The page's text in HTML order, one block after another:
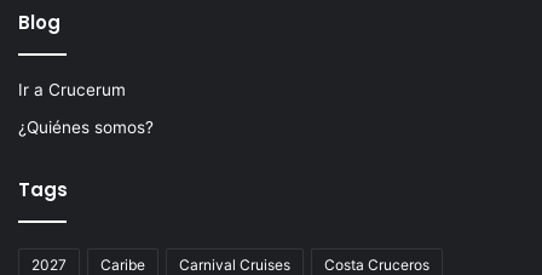
Blog
Ir a Crucerum
¿Quiénes somos?
Tags
2027 Caribe Carnival Cruises Costa Cruceros